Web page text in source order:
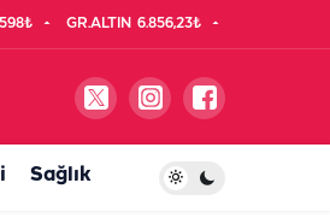
GR.ALTIN 6.856,23₺
Sağlık